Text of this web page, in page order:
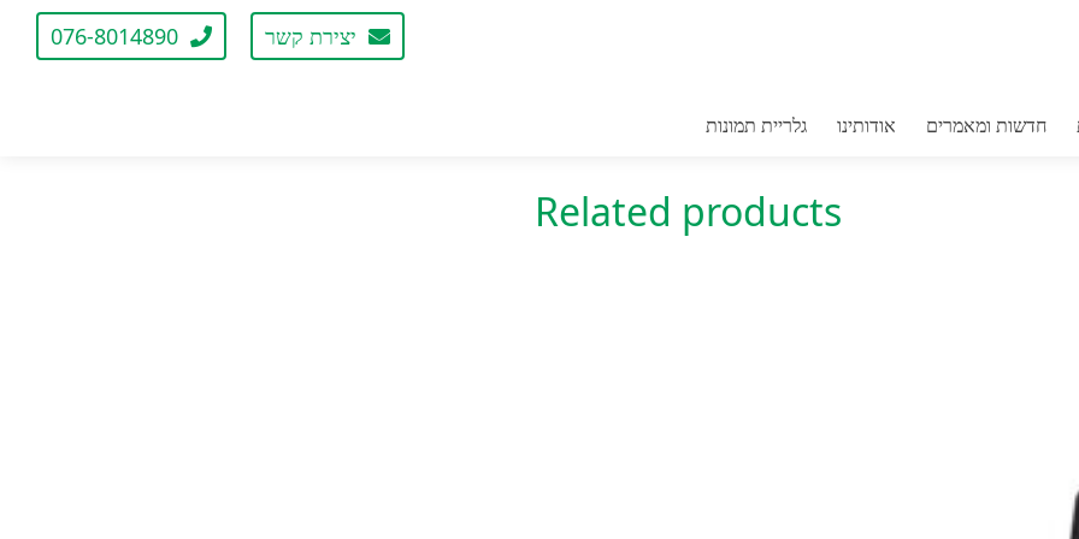
076-8014890 יצירת קשר
חדשות ומאמרים אודותינו גלריית תמונות
Category:
Related products